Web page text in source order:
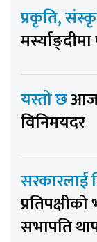
प्रकृति,
यस्तो छ
विनिमयदर
सरकारलाई
सभापति